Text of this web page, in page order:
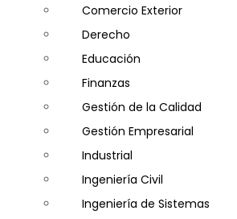
Comercio Exterior
Derecho
Educación
Finanzas
Gestión de la Calidad
Gestión Empresarial
Industrial
Ingeniería Civil
Ingeniería de Sistemas